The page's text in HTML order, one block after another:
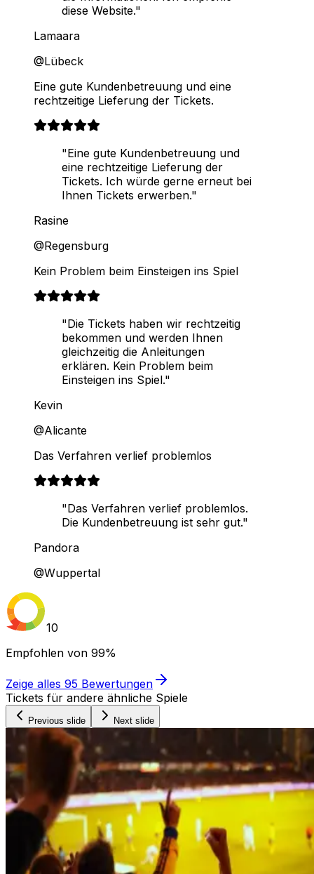
diese Website."
Lamaara
@Lübeck
Eine gute Kundenbetreuung und eine
rechtzeitige Lieferung der Tickets.
"Eine gute Kundenbetreuung und
eine rechtzeitige Lieferung der
Tickets. Ich würde gerne erneut bei
Ihnen Tickets erwerben."
Rasine
@Regensburg
Kein Problem beim Einsteigen ins Spiel
"Die Tickets haben wir rechtzeitig
bekommen und werden Ihnen
gleichzeitig die Anleitungen
erklären. Kein Problem beim
Einsteigen ins Spiel."
Kevin
@Alicante
Das Verfahren verlief problemlos
"Das Verfahren verlief problemlos.
Die Kundenbetreuung ist sehr gut."
Pandora
@Wuppertal
10
Empfohlen von 99%
Zeige alles 95 Bewertungen
Tickets für andere ähnliche Spiele
Previous slide Next slide